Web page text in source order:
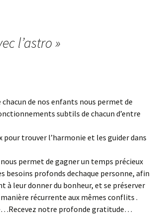
l’astro»
de nos enfants nous permet de
subtils de chacun d’entre
pour trouver l’harmonie et les guider dans
permet de gagner un temps précieux
besoins profonds dechaque personne, afin
à leur donner du bonheur, et se préserver
récurrente aux mêmes conflits .
notre profonde gratitude…